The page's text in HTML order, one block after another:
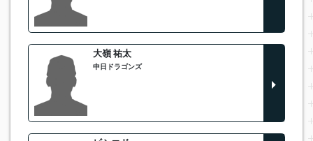
大嶺 祐太
中日ドラゴンズ